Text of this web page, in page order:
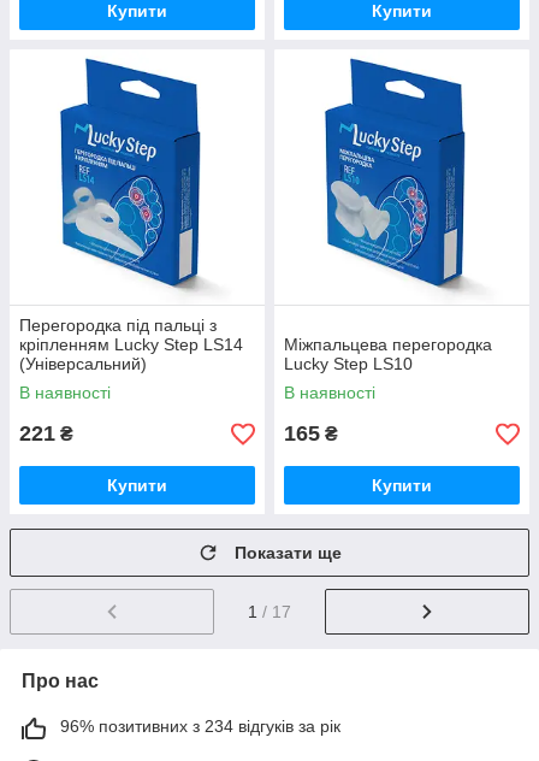
Купити Купити
Перегородка під пальці з
кріпленням Lucky Step LS14
(Універсальний)
В наявності
221 ₴
Купити
Міжпальцева перегородка
Lucky Step LS10
В наявності
165 ₴
Купити
Показати ще
1 / 17
Про нас
96% позитивних з 234 відгуків за рік